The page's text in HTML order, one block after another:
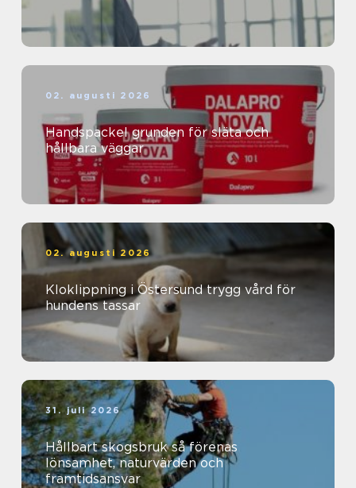
02. augusti 2026
Handspackel grunden för släta och
hållbara väggar
02. augusti 2026
Kloklippning i Östersund trygg vård för
hundens tassar
31. juli 2026
Hållbart skogsbruk så förenas
lönsamhet, naturvärden och
framtidsansvar